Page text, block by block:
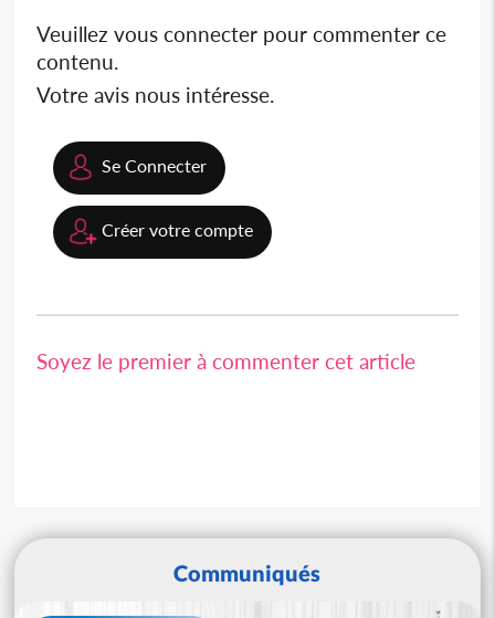
Veuillez vous connecter pour commenter ce
contenu.
Votre avis nous intéresse.
Se Connecter
Créer votre compte
Soyez le premier à commenter cet article
Communiqués